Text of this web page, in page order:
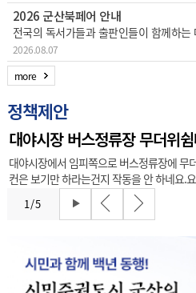
2026 군산북페어 안내
2026.08.07
more
정책제안
대야시장 버스정류장 무더위
대야시장에서 임피쪽으로 버스정류장에 무
컨은 보기만 하라는건지 작동을 안 하네요.
1 /5